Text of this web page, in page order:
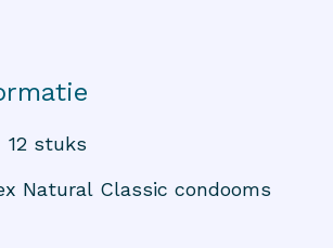
12 stuks
Natural Classic condooms